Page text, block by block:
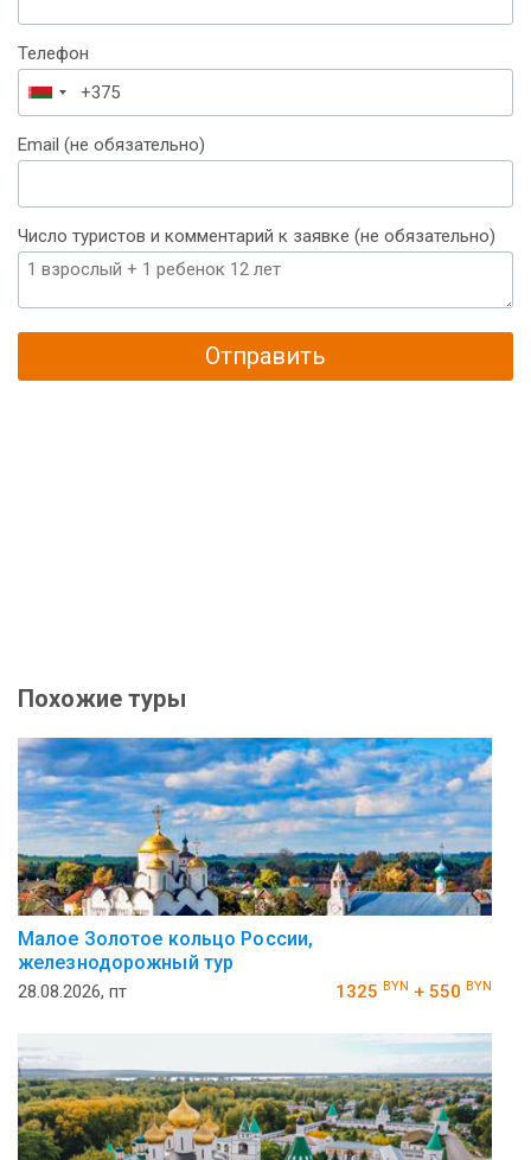
Телефон
Беларусь
+375
Email (не обязательно)
Число туристов и комментарий к заявке (не обязательно)
Отправить
Похожие туры
Малое Золотое кольцо России,
железнодорожный тур
28.08.2026, пт 1325 BYN + 550 BYN